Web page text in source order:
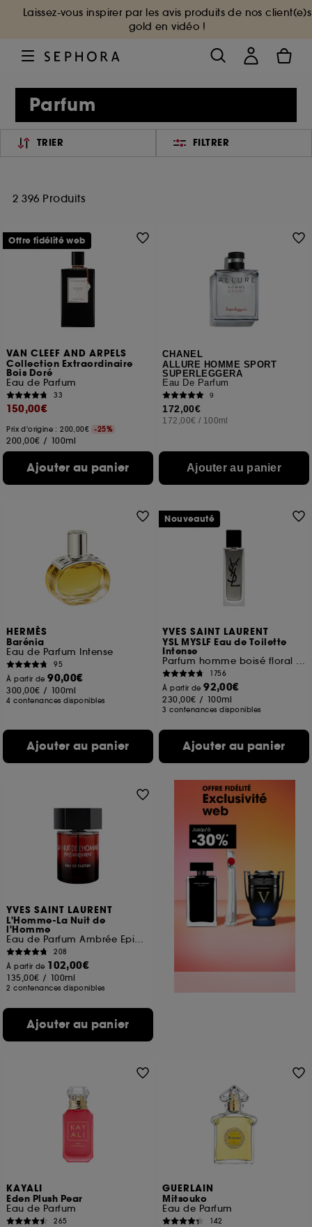
Laissez-vous inspirer par les avis produits de nos client(e)s
gold en vidéo !
Parfum
TRIER FILTRER
2 396 Produits
VAN CLEEF AND ARPELS
Collection Extraordinaire
Bois Doré
Eau de Parfum
33
150,00€
Prix d'origine : 200,00€ -25%
200,00€ / 100ml
Ajouter au panier
Offre fidélité web
CHANEL
ALLURE HOMME SPORT
SUPERLEGGERA
Eau De Parfum
9
172,00€
172,00€ / 100ml
Ajouter au panier
HERMÈS
Barénia
Eau de Parfum Intense
95
À partir de90,00€
300,00€ / 100ml
4 contenances disponibles
Ajouter au panier
YVES SAINT LAURENT
YSL MYSLF Eau de Toilette
Intense
Parfum homme boisé floral musqué
1756
À partir de92,00€
230,00€ / 100ml
3 contenances disponibles
Ajouter au panier
Nouveauté
YVES SAINT LAURENT
L'Homme-La Nuit de
l'Homme
Eau de Parfum Ambrée Epicée pour Homme
208
À partir de 102,00€
135,00€ / 100ml
2 contenances disponibles
Ajouter au panier
KAYALI
Eden Plush Pear
Eau de Parfum
265
GUERLAIN
Mitsouko
Eau de Parfum
142